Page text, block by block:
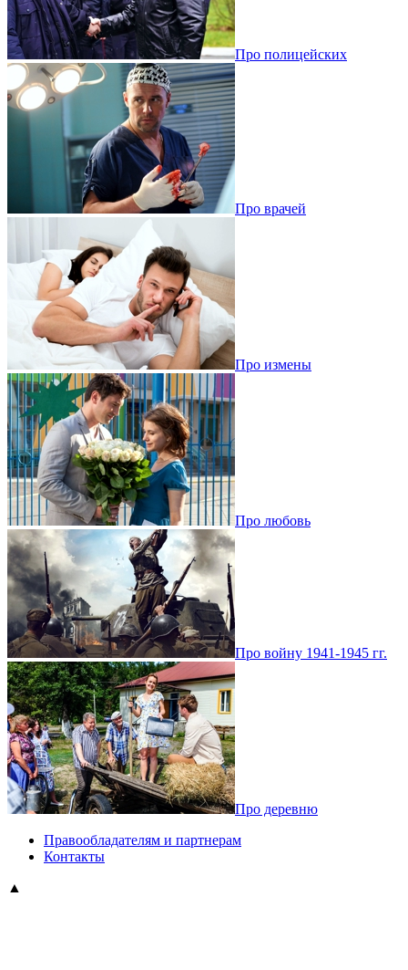
Про полицейских
Про врачей
Про измены
Про любовь
Про войну 1941-1945 гг.
Про деревню
Правообладателям и партнерам
Контакты
▲